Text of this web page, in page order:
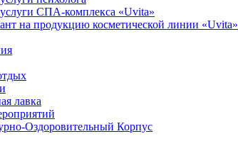
СПА-комплекса «Uvita»
на продукцию косметической линии «Uvita»
лавка
Оздоровительный Корпус